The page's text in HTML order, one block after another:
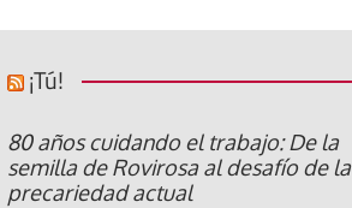
¡Tú!
80 años cuidando el trabajo: De la
semilla de Rovirosa al desafío de la
precariedad actual